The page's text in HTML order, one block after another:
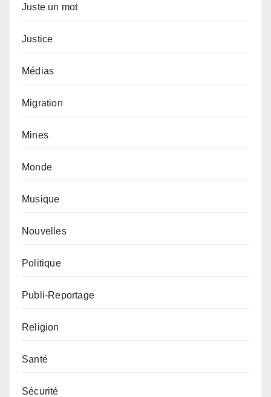
Juste un mot
Justice
Médias
Migration
Mines
Monde
Musique
Nouvelles
Politique
Publi-Reportage
Religion
Santé
Sécurité